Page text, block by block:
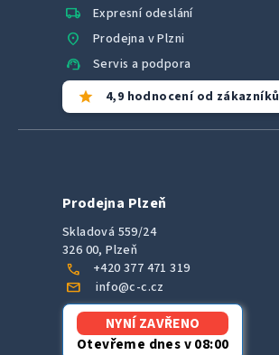
local_shipping Expresní odeslání
location_on Prodejna v Plzni
support_agent Servis a podpora
star 4,9 hodnocení od zákazníků
Prodejna Plzeň
Skladová 559/24
326 00, Plzeň
call +420 377 471 319
mail info@c-c.cz
NYNÍ ZAVŘENO
Otevřeme dnes v 08:00